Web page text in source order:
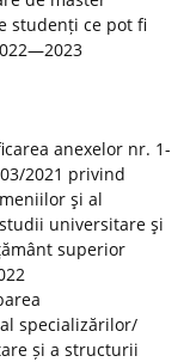
studenți ce pot fi
anexelor nr. 1-
2021 privind
şi al
universitare şi
superior
specializărilor/
și a structurii